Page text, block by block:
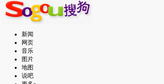
新闻
网页
音乐
图片
地图
说吧